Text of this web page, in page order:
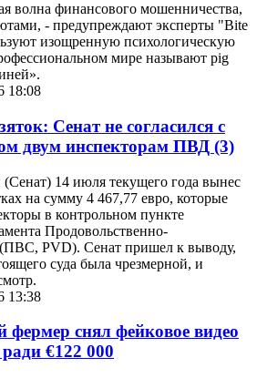
волна финансового мошенничества,
- предупреждают эксперты "Bite
изощренную психологическую
мире называют pig
18:08
Сенат не согласился с
двум инспекторам ПВД (3)
14 июля текущего года вынес
на сумму 4 467,77 евро, которые
в контрольном пункте
Продовольственно-
PVD). Сенат пришел к выводу,
суда была чрезмерной, и
13:38
фермер снял фейковое видео
€122 000